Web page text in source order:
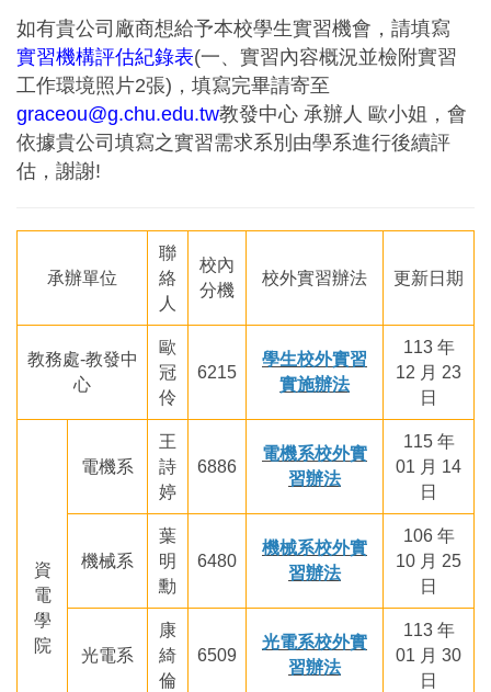
如有貴公司廠商想給予本校學生實習機會，請填寫
實習機構評估紀錄表(一、實習內容概況並檢附實習
工作環境照片2張)，填寫完畢請寄至
graceou@g.chu.edu.tw教發中心 承辦人 歐小姐，會
依據貴公司填寫之實習需求系別由學系進行後續評
估，謝謝!
承辦單位
聯
絡
人
校內
分機
校外實習辦法 更新日期
教務處-教發中
心
歐
冠
伶
6215
學生校外實習
實施辦法
113 年
12 月 23
日
資
電
學
院
電機系
王
詩
婷
6886
電機系校外實
習辦法
115 年
01 月 14
日
機械系
葉
明
勳
6480
機械系校外實
習辦法
106 年
10 月 25
日
光電系
康
綺
倫
6509
光電系校外實
習辦法
113 年
01 月 30
日